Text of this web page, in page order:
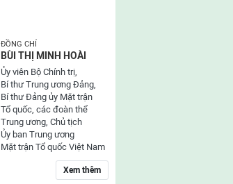
ĐỒNG CHÍ
BÙI THỊ MINH HOÀI
Ủy viên Bộ Chính trị,
Bí thư Trung ương Đảng,
Bí thư Đảng ủy Mặt trận
Tổ quốc, các đoàn thể
Trung ương, Chủ tịch
Ủy ban Trung ương
Mặt trận Tổ quốc Việt Nam
Xem thêm